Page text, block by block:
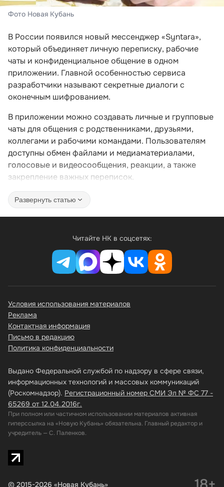
Фото Новая Кубань
В России появился новый мессенджер «Syntara»,
который объединяет личную переписку, рабочие
чаты и конфиденциальное общение в одном
приложении. Главной особенностью сервиса
разработчики называют секретные диалоги с
оконечным шифрованием.
В приложении можно создавать личные и групповые
чаты для общения с родственниками, друзьями,
коллегами и рабочими командами. Пользователям
доступны обмен файлами и медиаматериалами,
голосовые и видеосообщения, реакции, а также
закрепление важных переписок.
Развернуть статью
Читайте НК в соцсетях:
Выдано Федеральной службой по надзору в сфере связи,
информационных технологий и массовых коммуникаций
(Роскомнадзор). Регистрационный номер СМИ Эл № ФС 77 -
65269 от 12.04.2016г.
При полном или частичном использовании материалов активная
гиперссылка на «Новую Кубань» обязательна. Главный редактор и
учредитель — С. Паленков.
Условия использования материалов
Реклама
Контактная информация
Письмо в редакцию
Политика конфиденциальности
© 2015-2026 «Новая Кубань»